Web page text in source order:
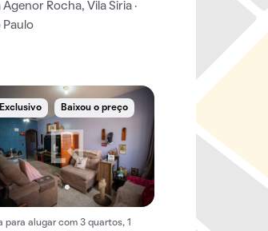
Agenor Rocha, Vila Siria ·
Paulo
Exclusivo Baixou o preço
para alugar com 3 quartos, 1